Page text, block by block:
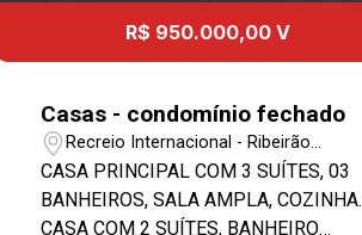
R$ 950.000,00 V
Casas - condomínio fechado
Recreio Internacional - Ribeirão
Preto/SP
CASA PRINCIPAL COM 3 SUÍTES, 03
BANHEIROS, SALA AMPLA, COZINHA.
CASA COM 2 SUÍTES, BANHEIRO